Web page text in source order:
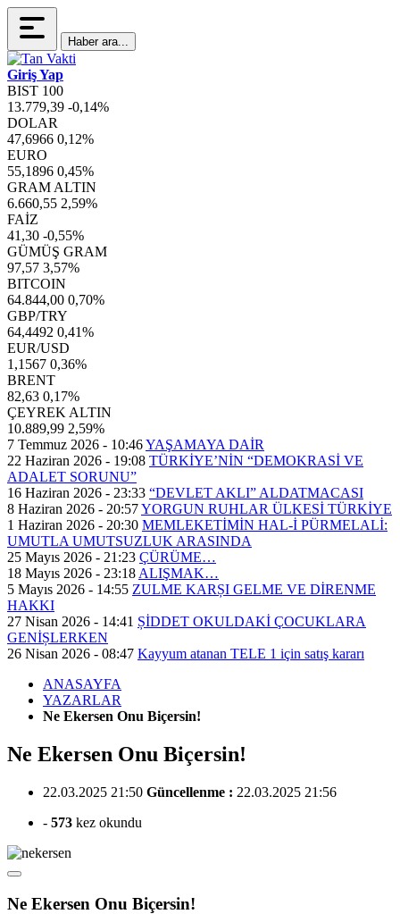
Haber ara...
Giriş Yap
BIST 100
13.779,39 -0,14%
DOLAR
47,6966 0,12%
EURO
55,1896 0,45%
GRAM ALTIN
6.660,55 2,59%
FAİZ
41,30 -0,55%
GÜMÜŞ GRAM
97,57 3,57%
BITCOIN
64.844,00 0,70%
GBP/TRY
64,4492 0,41%
EUR/USD
1,1567 0,36%
BRENT
82,63 0,17%
ÇEYREK ALTIN
10.889,99 2,59%
7 Temmuz 2026 - 10:46YAŞAMAYA DAİR
22 Haziran 2026 - 19:08 TÜRKİYE’NİN “DEMOKRASİ VE
ADALET SORUNU”
16 Haziran 2026 - 23:33 “DEVLET AKLI” ALDATMACASI
8 Haziran 2026 - 20:57YORGUN RUHLAR ÜLKESİ TÜRKİYE
1 Haziran 2026 - 20:30 MEMLEKETİMİN HAL-İ PÜRMELALİ:
UMUTLA UMUTSUZLUK ARASINDA
25 Mayıs 2026 - 21:23 ÇÜRÜME…
18 Mayıs 2026 - 23:18 ALIŞMAK…
5 Mayıs 2026 - 14:55 ZULME KARȘI GELME VE DİRENME
HAKKI
27 Nisan 2026 - 14:41 ȘİDDET OKULDAKİ ÇOCUKLARA
GENİȘLERKEN
26 Nisan 2026 - 08:47 Kayyum atanan TELE 1 için satış kararı
ANASAYFA
YAZARLAR
Ne Ekersen Onu Biçersin!
Ne Ekersen Onu Biçersin!
22.03.2025 21:50 Güncellenme : 22.03.2025 21:56
- 573 kez okundu
Ne Ekersen Onu Biçersin!